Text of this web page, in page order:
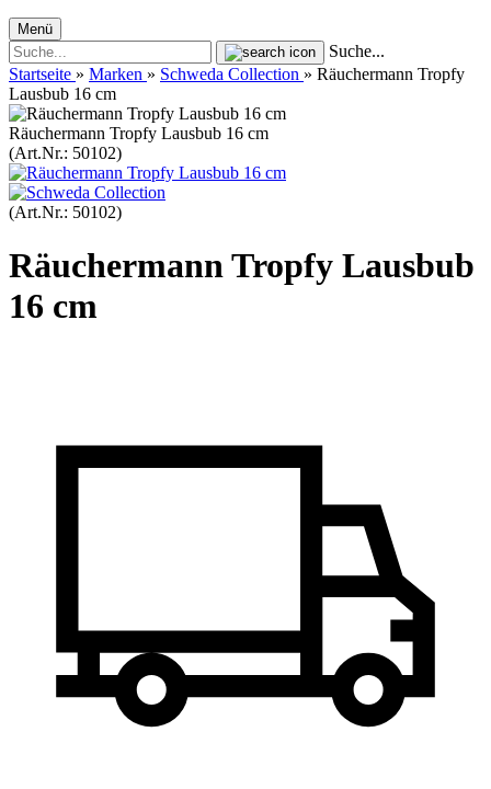
Menü
Suche...
Startseite » Marken » Schweda Collection » Räuchermann Tropfy
Lausbub 16 cm
Räuchermann Tropfy Lausbub 16 cm
(Art.Nr.: 50102)
(Art.Nr.: 50102)
Räuchermann Tropfy Lausbub
16 cm